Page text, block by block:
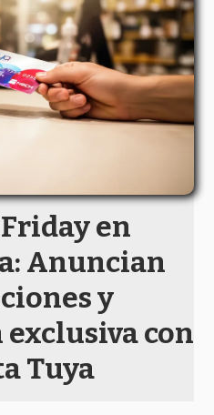
en
Anuncian
y
con
Tuya